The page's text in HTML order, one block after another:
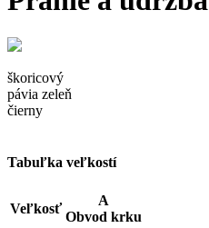
škoricový
pávia zeleň
čierny
Tabuľka veľkostí
Veľkosť
A
Obvod krku